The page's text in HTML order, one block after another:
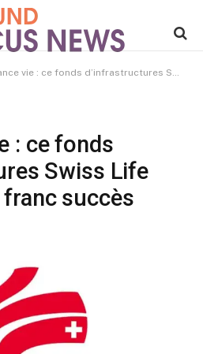
: ce fonds d’infrastructures Swiss Life rencontre un franc succès
: ce fonds
Swiss Life
succès